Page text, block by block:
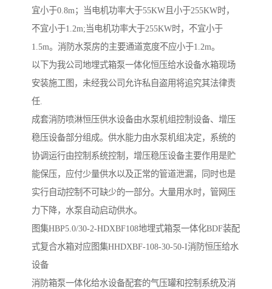
宜小于0.8m；当电机功率大于55KW且小于255KW时，
不宜小于1.2m;当电机功率大于255KW时，不宜小于
1.5m。消防水泵房的主要通道宽度不应小于1.2m。
以下为我公司地埋式箱泵一体化恒压给水设备水箱现场
安装施工图，未经我公司允许私自盗用将追究其法律责
任.
成套消防喷淋恒压供水设备由水泵机组控制设备、增压
稳压设备部分组成。供水能力由水泵机组决定，系统的
协调运行由控制系统控制，增压稳压设备主要作用是贮
能保压，应付少量供水以及正常的管道泄漏，同时也是
实行自动控制不可缺少的一部分。大量用水时，管网压
力下降，水泵自动启动供水。
图集HBP5.0/30-2-HDXBF108地埋式箱泵一体化BDF装配
式复合水箱对应图集HHDXBF-108-30-50-I消防恒压给水
设备
消防箱泵一体化给水设备配套的气压罐和控制系统及消